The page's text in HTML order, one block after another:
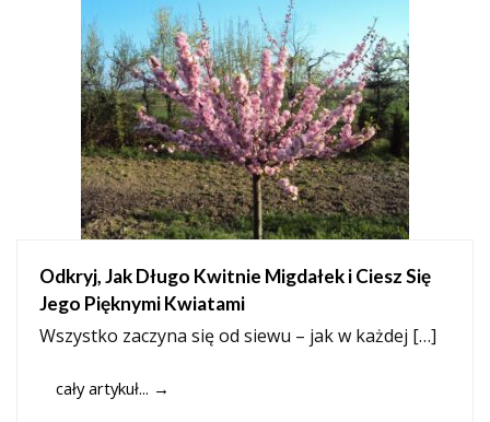
Odkryj, Jak Długo Kwitnie Migdałek i Ciesz Się
Jego Pięknymi Kwiatami
Wszystko zaczyna się od siewu – jak w każdej […]
cały artykuł... →